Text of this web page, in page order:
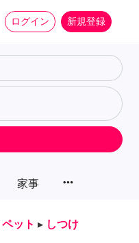
ログイン 新規登録
家事 more_horiz
ペット ▸ しつけ